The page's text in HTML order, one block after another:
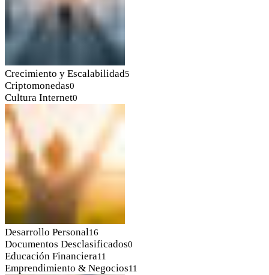
Crecimiento y Escalabilidad5
Criptomonedas0
Cultura Internet0
Desarrollo Personal16
Documentos Desclasificados0
Educación Financiera11
Emprendimiento & Negocios11